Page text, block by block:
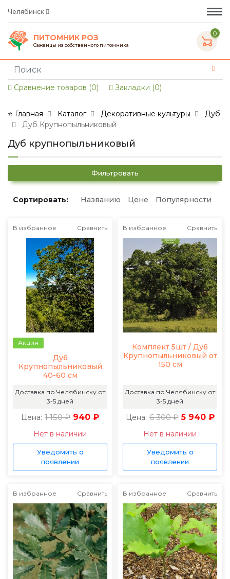
Челябинск
ПИТОМНИК РОЗ
Саженцы из собственного питомника
0
Сравнение товаров (0) Закладки (0)
⭐ Главная Каталог Декоративные культуры
Дуб
Дуб Крупнопыльниковый
Дуб крупнопыльниковый
Фильтровать
Сортировать: Названию Цене Популярности
В избранное Сравнить
Акция
Дуб
Крупнопыльниковый
40-60 см
Доставка по Челябинску от
3-5 дней
Цена: 1 150 ₽ 940 ₽
Нет в наличии
Уведомить о
появлении
В избранное Сравнить
Комплект 5шт / Дуб
Крупнопыльниковый от
150 см
Доставка по Челябинску от
3-5 дней
Цена: 6 300 ₽ 5 940 ₽
Нет в наличии
Уведомить о
появлении
В избранное Сравнить В избранное Сравнить